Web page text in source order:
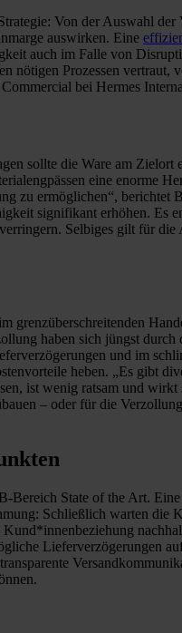
Von der Auswahl
auswirken. Eine
auch im Falle von
Prozessen vertraut,
bei Hermes
sollte die Ware am
eine enorme
zu ermöglichen“, berichtet
signifikant erhöhen. Es
Selbiges gilt für
haben sich jüngst durch
und im
heben. „Es gibt
ist wenig ratsam und
– oder für die
State of the Art.
Schließlich warten
Lieferverzögerungen